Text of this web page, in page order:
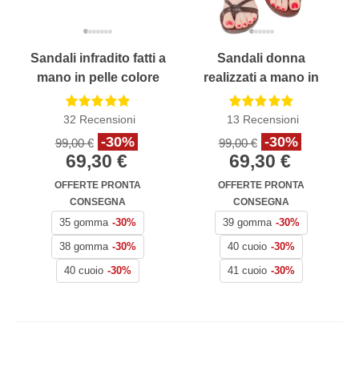
Sandali infradito fatti a
mano in pelle colore
testa di moro
32 Recensioni
99,00 € -30%
69,30 €
OFFERTE PRONTA
CONSEGNA
35 gomma -30%
38 gomma -30%
40 cuoio -30%
Sandali donna
realizzati a mano in
pelle color testa di
moro
13 Recensioni
99,00 € -30%
69,30 €
OFFERTE PRONTA
CONSEGNA
39 gomma -30%
40 cuoio -30%
41 cuoio -30%